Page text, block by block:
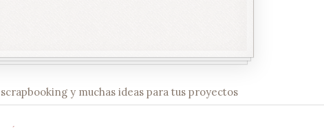
y muchas ideas para tus proyectos